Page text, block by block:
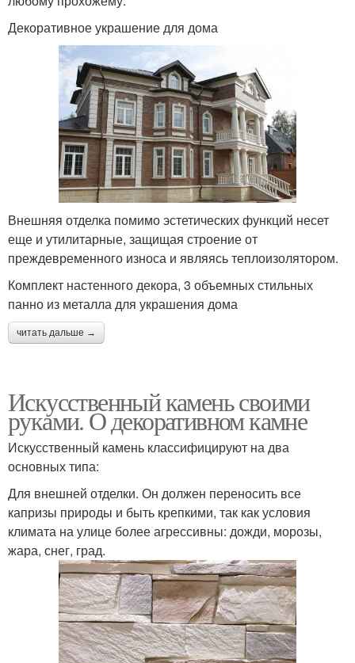
Декоративное украшение для дома
Внешняя отделка помимо эстетических функций несет
еще и утилитарные, защищая строение от
преждевременного износа и являясь теплоизолятором.
Комплект настенного декора, 3 объемных стильных
панно из металла для украшения дома
читать дальше →
Искусственный камень своими
руками. О декоративном камне
Искусственный камень классифицируют на два
основных типа:
Для внешней отделки. Он должен переносить все
капризы природы и быть крепкими, так как условия
климата на улице более агрессивны: дожди, морозы,
жара, снег, град.